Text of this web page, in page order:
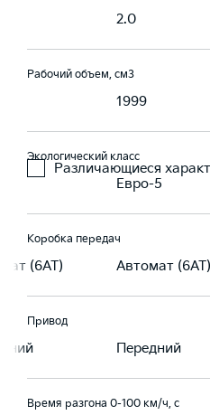
Различающиеся
2.0
Рабочий объем, см3
1999
Экологический класс
Евро-5
Коробка передач
(6AT) Автомат (6AT)
Привод
Передний
Время разгона 0-100 км/ч, с